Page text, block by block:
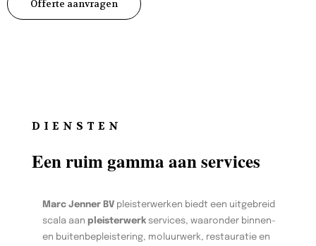
Offerte aanvragen
DIENSTEN
Een ruim gamma aan services
Marc Jenner BV pleisterwerken biedt een uitgebreid
scala aan pleisterwerk services, waaronder binnen-
en buitenbepleistering, moluurwerk, restauratie en